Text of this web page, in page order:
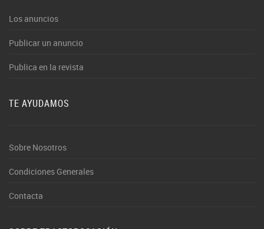
Los anuncios
Publicar un anuncio
Publica en la revista
TE AYUDAMOS
Sobre Nosotros
Condiciones Generales
Contacta